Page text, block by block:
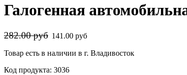
Галогенная
282.00 руб 141.00 руб
Товар есть в наличии в г. Владивосток
Код продукта: 3036